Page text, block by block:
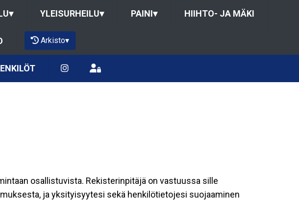
▾ YLEISURHEILU▾ PAINI▾ HIIHTO- JA MÄKI
Arkisto▾
osallistuvista. Rekisterinpitäjä on vastuussa sille
ja yksityisyytesi sekä henkilötietojesi suojaaminen